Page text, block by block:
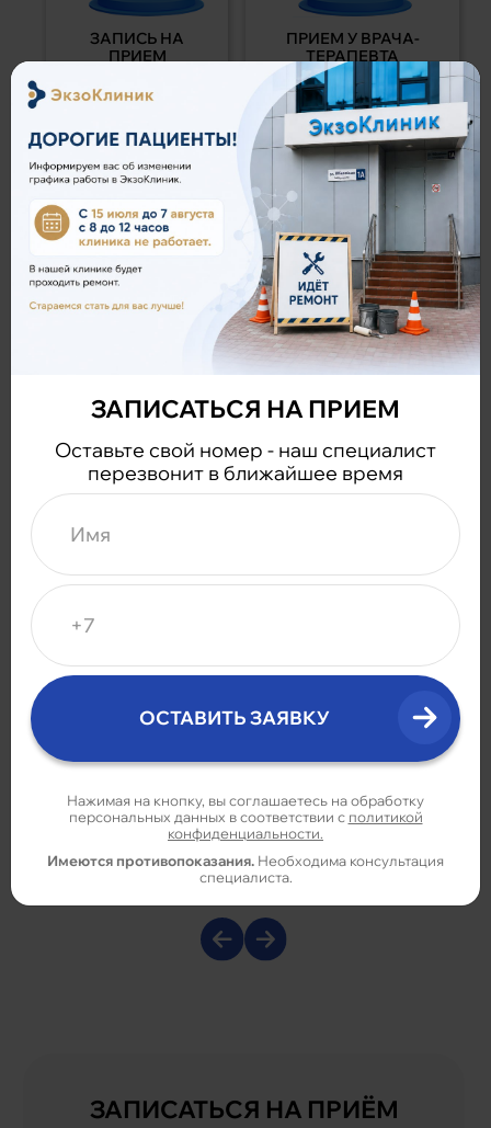
ЗАПИСЬ НА
ПРИЕМ
УДОБНОЕ
ПРИЕМ У ВРАЧА-
ТЕРАПЕВТА
РАЗРАБОТКА ПЛАНА
ЛЕЧЕНИЯ
НЕОБХОДИМОСТИ
ПРОЦЕДУРА В ДЕНЬ
ПРИЕМА
ПРИ ОТСУТСТВИИ
ПРОТИВОПОКАЗАНИЙ
ТЕРАПИЯ И
1 ПРОЦЕДУРА
ДЛИТСЯ
О КЛИНИКЕ
ЗАПИСАТЬСЯ НА ПРИЁМ
ЗАПИСАТЬСЯ НА ПРИЕМ
Оставьте свой номер - наш специалист
перезвонит в ближайшее время
Нажимая на кнопку, вы соглашаетесь на обработку
персональных данных в соответствии с политикой
конфиденциальности.
Имеются противопоказания. Необходима консультация
специалиста.